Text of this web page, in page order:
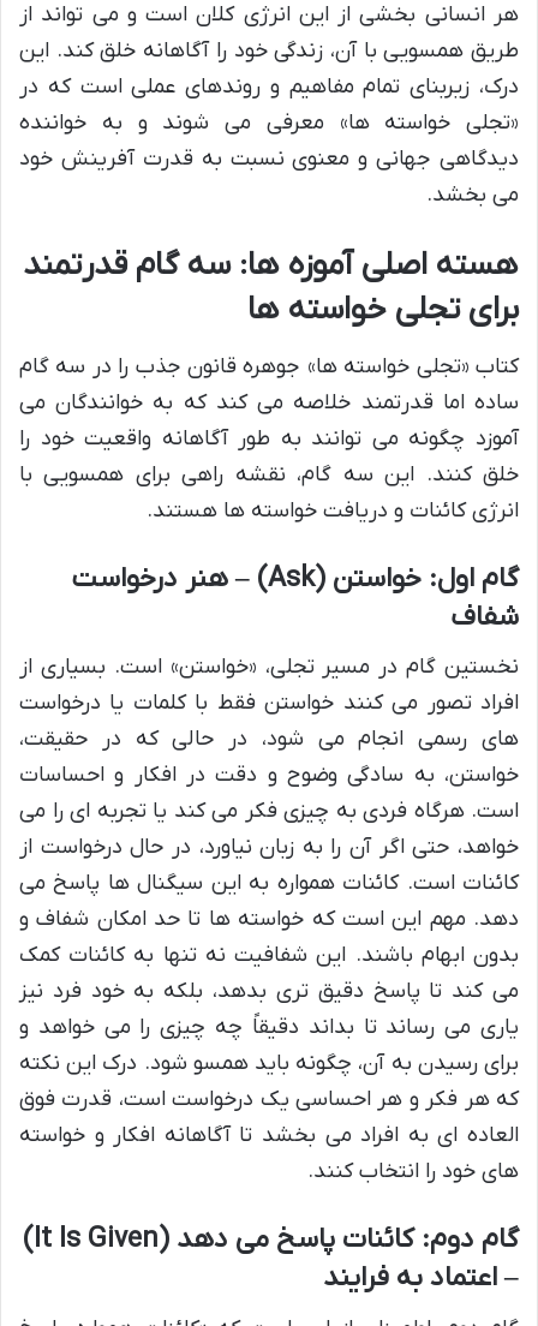
هر انسانی بخشی از این انرژی کلان است و می تواند از
طریق همسویی با آن، زندگی خود را آگاهانه خلق کند. این
درک، زیربنای تمام مفاهیم و روندهای عملی است که در
«تجلی خواسته ها» معرفی می شوند و به خواننده
دیدگاهی جهانی و معنوی نسبت به قدرت آفرینش خود
می بخشد.
هسته اصلی آموزه ها: سه گام قدرتمند
برای تجلی خواسته ها
کتاب «تجلی خواسته ها» جوهره قانون جذب را در سه گام
ساده اما قدرتمند خلاصه می کند که به خوانندگان می
آموزد چگونه می توانند به طور آگاهانه واقعیت خود را
خلق کنند. این سه گام، نقشه راهی برای همسویی با
انرژی کائنات و دریافت خواسته ها هستند.
گام اول: خواستن (Ask) – هنر درخواست
شفاف
نخستین گام در مسیر تجلی، «خواستن» است. بسیاری از
افراد تصور می کنند خواستن فقط با کلمات یا درخواست
های رسمی انجام می شود، در حالی که در حقیقت،
خواستن، به سادگی وضوح و دقت در افکار و احساسات
است. هرگاه فردی به چیزی فکر می کند یا تجربه ای را می
خواهد، حتی اگر آن را به زبان نیاورد، در حال درخواست از
کائنات است. کائنات همواره به این سیگنال ها پاسخ می
دهد. مهم این است که خواسته ها تا حد امکان شفاف و
بدون ابهام باشند. این شفافیت نه تنها به کائنات کمک
می کند تا پاسخ دقیق تری بدهد، بلکه به خود فرد نیز
یاری می رساند تا بداند دقیقاً چه چیزی را می خواهد و
برای رسیدن به آن، چگونه باید همسو شود. درک این نکته
که هر فکر و هر احساسی یک درخواست است، قدرت فوق
العاده ای به افراد می بخشد تا آگاهانه افکار و خواسته
های خود را انتخاب کنند.
گام دوم: کائنات پاسخ می دهد (It Is Given)
– اعتماد به فرایند